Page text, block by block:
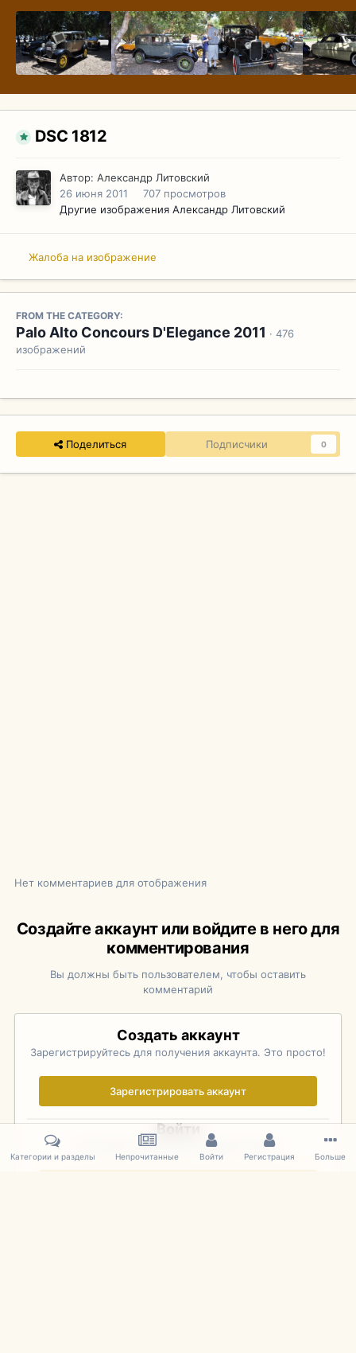
DSC 1812
Автор: Александр Литовский
26 июня 2011
707 просмотров
Другие изображения Александр Литовский
Жалоба на изображение
FROM THE CATEGORY:
Palo Alto Concours D'Elegance 2011 · 476
изображений
Поделиться Подписчики 0
Нет комментариев для отображения
Создайте аккаунт или войдите в него для
комментирования
Вы должны быть пользователем, чтобы оставить
комментарий
Создать аккаунт
Зарегистрируйтесь для получения аккаунта. Это просто!
Зарегистрировать аккаунт
Войти
Уже зарегистрированы? Войдите здесь.
Категории и разделы Непрочитанные Войти Регистрация Больше